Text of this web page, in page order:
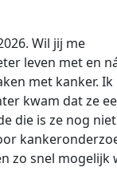
Wil jij me
leven met en
met kanker. Ik
kwam dat ze
die is ze nog
zo snel mogelijk